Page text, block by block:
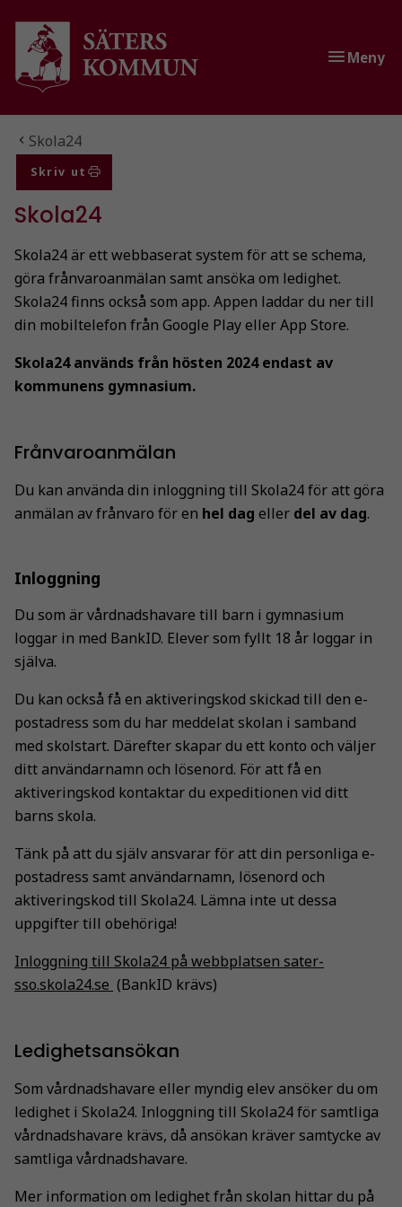
Gå till innehåll
Gå till huvudmeny
Gå till sidomeny
Meny
Du är här:
Skola24
Skriv ut
Skola24
Skola24 är ett webbaserat system för att se schema,
göra frånvaroanmälan samt ansöka om ledighet.
Skola24 finns också som app. Appen laddar du ner till
din mobiltelefon från Google Play eller App Store.
Skola24 används från hösten 2024 endast av
kommunens gymnasium.
Frånvaroanmälan
Du kan använda din inloggning till Skola24 för att göra
anmälan av frånvaro för en hel dag eller del av dag.
Inloggning
Du som är vårdnadshavare till barn i gymnasium
loggar in med BankID. Elever som fyllt 18 år loggar in
själva.
Du kan också få en aktiveringskod skickad till den e-
postadress som du har meddelat skolan i samband
med skolstart. Därefter skapar du ett konto och väljer
ditt användarnamn och lösenord. För att få en
aktiveringskod kontaktar du expeditionen vid ditt
barns skola.
Tänk på att du själv ansvarar för att din personliga e-
postadress samt användarnamn, lösenord och
aktiveringskod till Skola24. Lämna inte ut dessa
uppgifter till obehöriga!
Inloggning till Skola24 på webbplatsen sater-
sso.skola24.se (BankID krävs)
Ledighetsansökan
Som vårdnadshavare eller myndig elev ansöker du om
ledighet i Skola24. Inloggning till Skola24 för samtliga
vårdnadshavare krävs, då ansökan kräver samtycke av
samtliga vårdnadshavare.
Mer information om ledighet från skolan hittar du på